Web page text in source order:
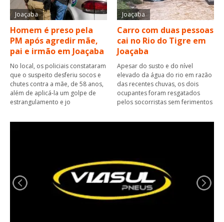
Joaçaba
Homem é preso pela
PM após agredir mãe,
pai e irmão em Joaçaba
No local, os policiais constataram
que o suspeito desferiu socos e
chutes contra a mãe, de 58 anos,
além de aplicá-la um golpe de
estrangulamento e jo
Joaçaba
Carro com duas pessoas
cai no Rio do Tigre em
Joaçaba
Apesar do susto e do nível
elevado da água do rio em razão
das recentes chuvas, os dois
ocupantes foram resgatados
pelos socorristas sem ferimentos